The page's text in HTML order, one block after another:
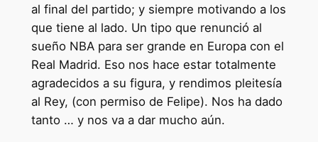
al final del partido; y siempre motivando a los
que tiene al lado. Un tipo que renunció al
sueño NBA para ser grande en Europa con el
Real Madrid. Eso nos hace estar totalmente
agradecidos a su figura, y rendimos pleitesía
al Rey, (con permiso de Felipe). Nos ha dado
tanto … y nos va a dar mucho aún.